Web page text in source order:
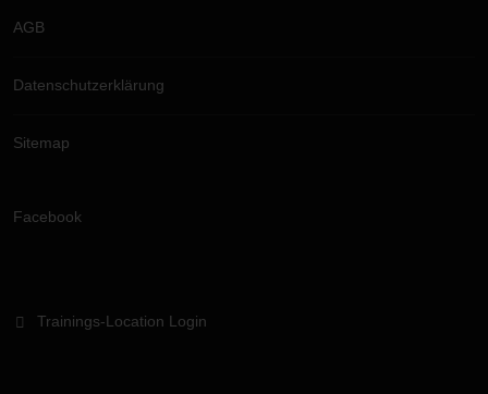
AGB
Datenschutzerklärung
Sitemap
Facebook
Trainings-Location Login